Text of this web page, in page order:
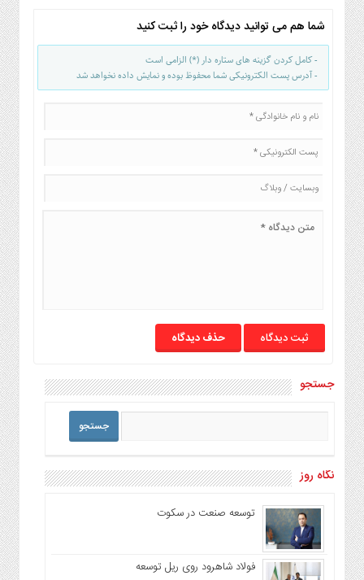
شما هم می توانید دیدگاه خود را ثبت کنید
- کامل کردن گزینه های ستاره دار (*) الزامی است
- آدرس پست الکترونیکی شما محفوظ بوده و نمایش داده نخواهد شد
حذف دیدگاه
جستجو
نگاه روز
توسعه صنعت در سکوت
فولاد شاهرود روی ریل توسعه